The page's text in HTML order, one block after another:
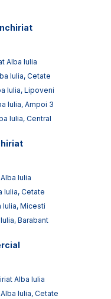
Alba Iulia
Iulia, Cetate
Iulia, Lipoveni
Iulia, Ampoi 3
Iulia, Central
Iulia
Iulia, Cetate
Iulia, Micesti
Barabant
Alba Iulia
Iulia, Cetate